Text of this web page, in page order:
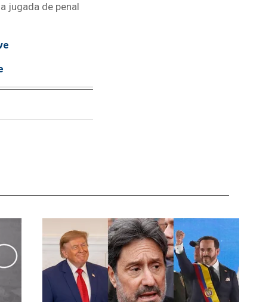
jugada de penal